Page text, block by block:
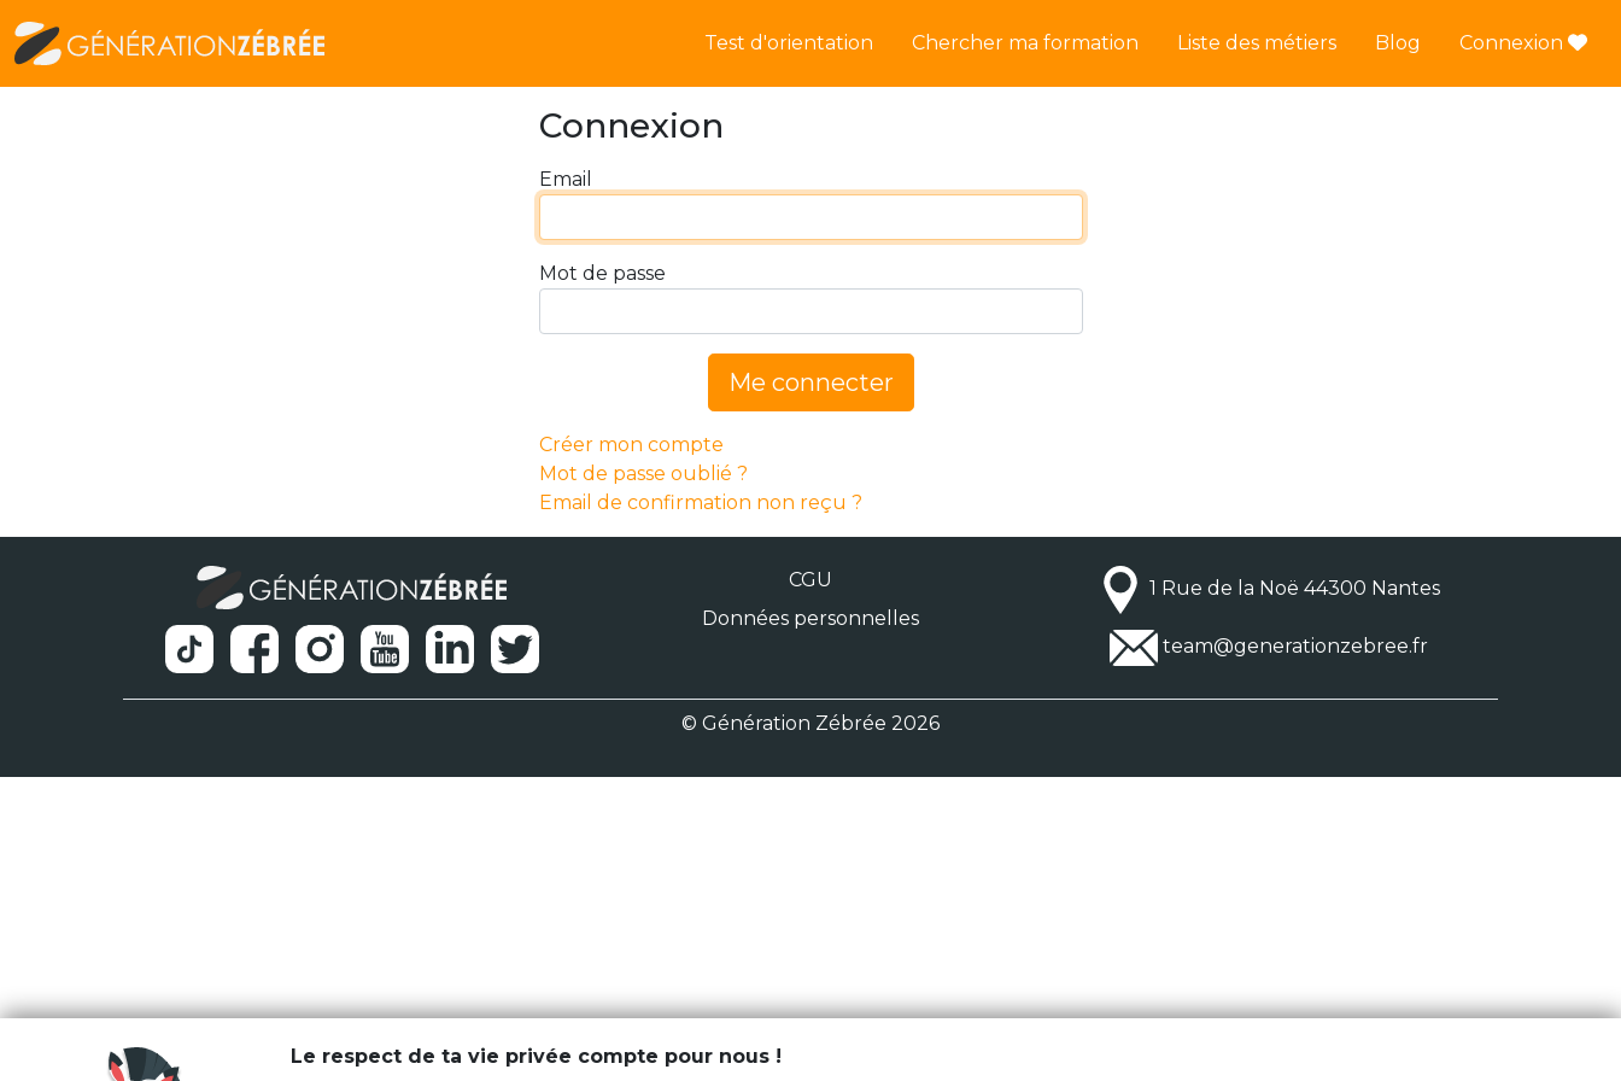
Test d'orientation Chercher ma formation Liste des métiers Blog Connexion
Connexion
Email
Mot de passe
Me connecter
Créer mon compte
Mot de passe oublié ?
Email de confirmation non reçu ?
CGU
Données personnelles
1 Rue de la Noë 44300 Nantes
team@generationzebree.fr
© Génération Zébrée 2026
Le respect de ta vie privée compte pour nous !